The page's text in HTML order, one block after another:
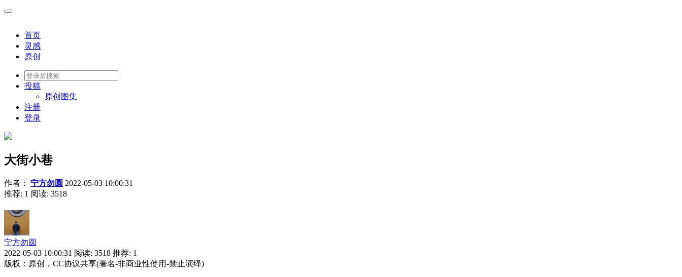
首页
灵感
原创
投稿
原创图集
注册
登录
大街小巷
作者： 宁方勿圆 2022-05-03 10:00:31
推荐: 1 阅读: 3518
宁方勿圆
2022-05-03 10:00:31 阅读: 3518 推荐: 1
版权：原创，CC协议共享(署名-非商业性使用-禁止演绎)